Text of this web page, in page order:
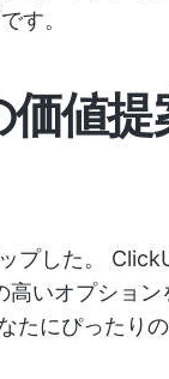
す。
値提
プした。
いオプショ
たにぴったり